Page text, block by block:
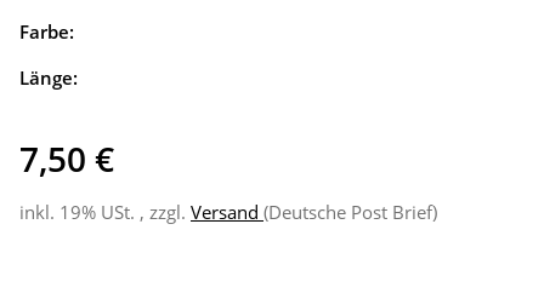
Farbe:
Länge:
7,50 €
inkl. 19% USt. , zzgl. Versand (Deutsche Post Brief)